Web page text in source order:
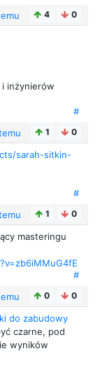
4 0
inżynierów
#
1 0
sarah-sitkin-
#
1 0
masteringu
#
0 0
do zabudowy
czarne, pod
wyników